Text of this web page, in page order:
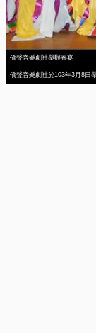
僑聲音樂劇社舉辦春宴
僑聲音樂劇社於103年3月8日